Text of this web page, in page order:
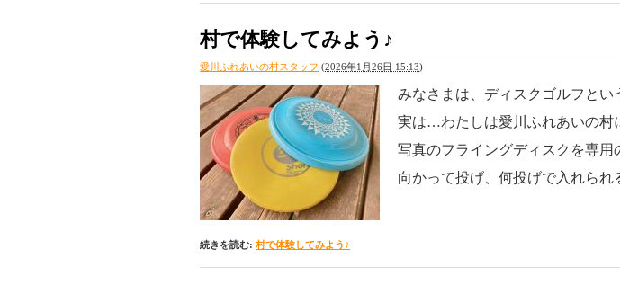
村で体験してみよう♪
愛川ふれあいの村スタッフ (2026年1月26日 15:13)
みなさまは、ディスクゴルフとい
実は…わたしは愛川ふれあいの村
写真のフライングディスクを専用
向かって投げ、 何投げで入れられ
続きを読む: 村で体験してみよう♪